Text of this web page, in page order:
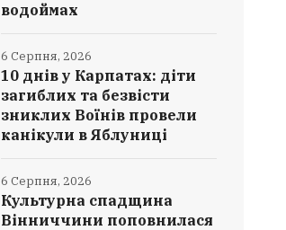
водоймах
10 днів у Карпатах: діти
загиблих та безвісти
зниклих Воїнів провели
канікули в Яблуниці
6 Серпня, 2026
Культурна спадщина
Вінниччини поповнилася
6 Серпня, 2026